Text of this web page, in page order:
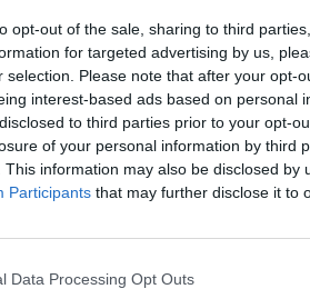
opt-out of the sale, sharing to third
for targeted advertising by us,
selection. Please note that after your opt-
interest-based ads based on personal
to third parties prior to your opt-
of your personal information by third
This information may also be disclosed by
Participants that may further disclose it to
Data Processing Opt Outs
nádrž u Dětenic
nádrž zvanou Knížek
uprostřed
lesního komplexu u
na pomezí
a
Menší lesní nádrž s
Bahenské